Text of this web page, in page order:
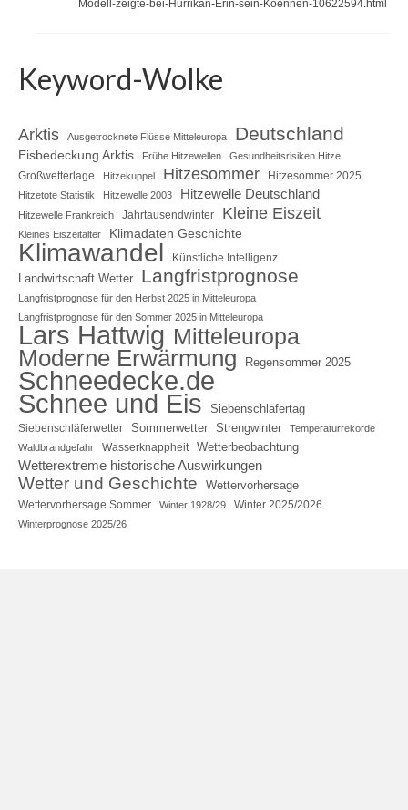
Modell-zeigte-bei-Hurrikan-Erin-sein-Koennen-10622594.html
Keyword-Wolke
Arktis Ausgetrocknete Flüsse Mitteleuropa Deutschland
Eisbedeckung Arktis Frühe Hitzewellen Gesundheitsrisiken Hitze
Großwetterlage Hitzekuppel Hitzesommer Hitzesommer 2025
Hitzetote Statistik Hitzewelle 2003 Hitzewelle Deutschland
Hitzewelle Frankreich Jahrtausendwinter Kleine Eiszeit
Kleines Eiszeitalter Klimadaten Geschichte
Klimawandel Künstliche Intelligenz
Landwirtschaft Wetter Langfristprognose
Langfristprognose für den Herbst 2025 in Mitteleuropa
Langfristprognose für den Sommer 2025 in Mitteleuropa
Lars Hattwig Mitteleuropa
Moderne Erwärmung Regensommer 2025
Schneedecke.de
Schnee und Eis Siebenschläfertag
Siebenschläferwetter Sommerwetter Strengwinter
Temperaturrekorde
Waldbrandgefahr
Wasserknappheit Wetterbeobachtung
Wetterextreme historische Auswirkungen
Wetter und Geschichte Wettervorhersage
Wettervorhersage Sommer Winter 1928/29 Winter 2025/2026
Winterprognose 2025/26